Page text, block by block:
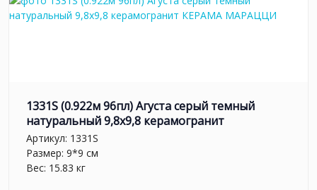
1331S (0.922м 96пл) Агуста серый темный
натуральный 9,8х9,8 керамогранит
Артикул: 1331S
Размер: 9*9 см
Вес: 15.83 кг